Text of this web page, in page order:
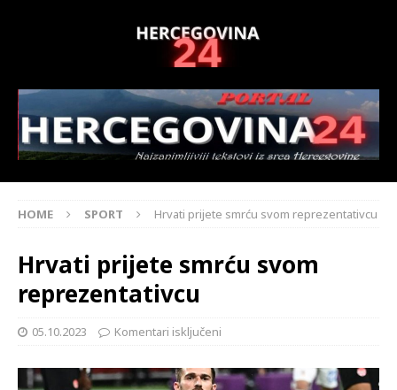
HOME SPORT Hrvati prijete smrću svom reprezentativcu
Hrvati prijete smrću svom
reprezentativcu
05.10.2023 Komentari isključeni